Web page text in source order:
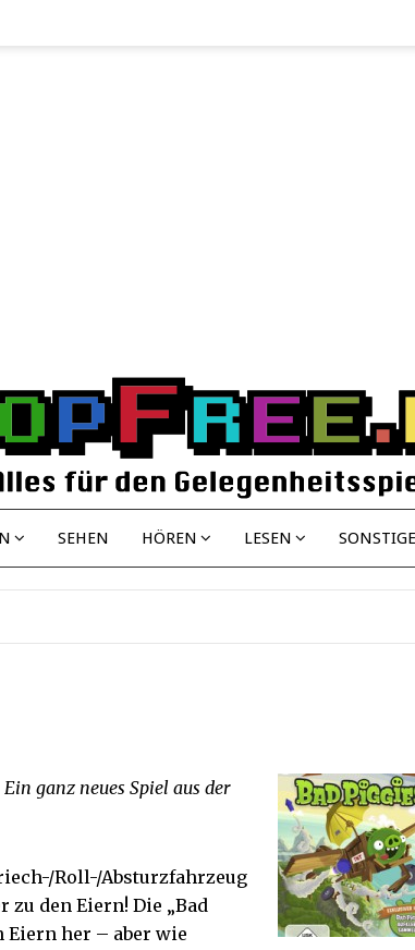
SEHEN HÖREN LESEN
ganz neues Spiel aus der
Roll-/Absturzfahrzeug
zu den Eiern! Die „Bad
her – aber wie